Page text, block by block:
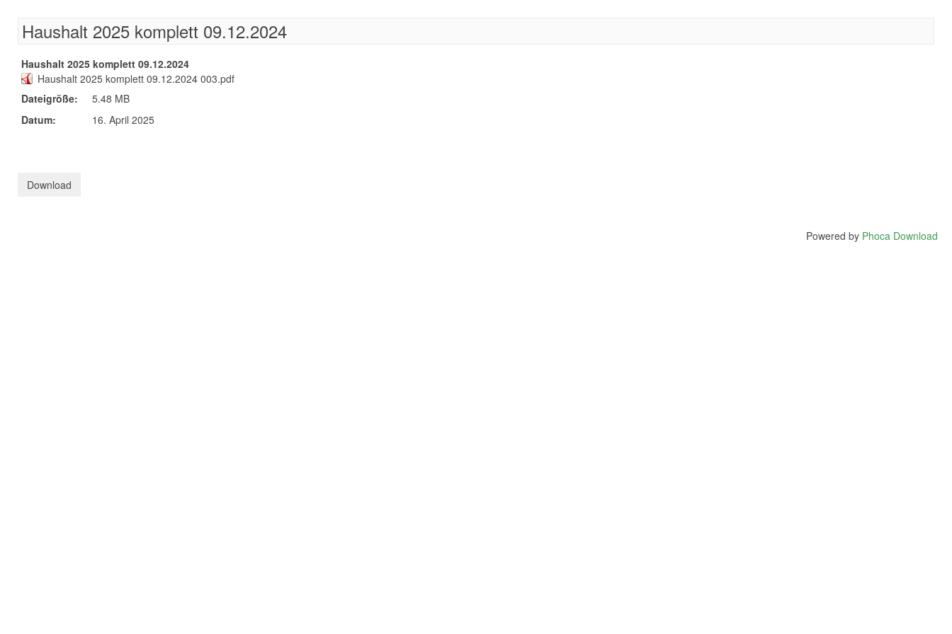
Haushalt 2025 komplett 09.12.2024
Haushalt 2025 komplett 09.12.2024
Haushalt 2025 komplett 09.12.2024 003.pdf
Dateigröße:
5.48 MB
Datum:
16. April 2025
Powered by Phoca Download